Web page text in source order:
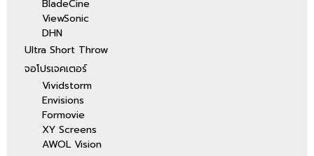
BladeCine
ViewSonic
DHN
Ultra Short Throw
จอโปรเจคเตอร์
Vividstorm
Envisions
Formovie
XY Screens
AWOL Vision